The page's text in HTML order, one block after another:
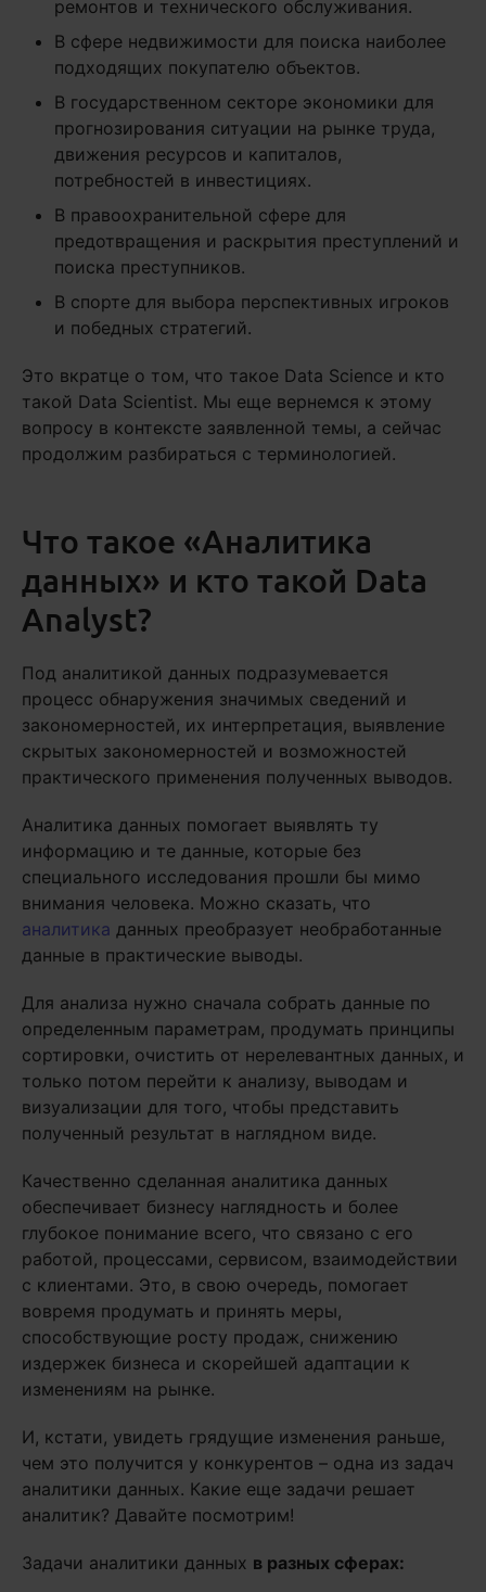
ремонтов и технического обслуживания.
В сфере недвижимости для поиска наиболее
подходящих покупателю объектов.
В государственном секторе экономики для
прогнозирования ситуации на рынке труда,
движения ресурсов и капиталов,
потребностей в инвестициях.
В правоохранительной сфере для
предотвращения и раскрытия преступлений и
поиска преступников.
В спорте для выбора перспективных игроков
и победных стратегий.
Это вкратце о том, что такое Data Science и кто
такой Data Scientist. Мы еще вернемся к этому
вопросу в контексте заявленной темы, а сейчас
продолжим разбираться с терминологией.
Что такое «Аналитика
данных» и кто такой Data
Analyst?
Под аналитикой данных подразумевается
процесс обнаружения значимых сведений и
закономерностей, их интерпретация, выявление
скрытых закономерностей и возможностей
практического применения полученных выводов.
Аналитика данных помогает выявлять ту
информацию и те данные, которые без
специального исследования прошли бы мимо
внимания человека. Можно сказать, что
аналитика данных преобразует необработанные
данные в практические выводы.
Для анализа нужно сначала собрать данные по
определенным параметрам, продумать принципы
сортировки, очистить от нерелевантных данных, и
только потом перейти к анализу, выводам и
визуализации для того, чтобы представить
полученный результат в наглядном виде.
Качественно сделанная аналитика данных
обеспечивает бизнесу наглядность и более
глубокое понимание всего, что связано с его
работой, процессами, сервисом, взаимодействии
с клиентами. Это, в свою очередь, помогает
вовремя продумать и принять меры,
способствующие росту продаж, снижению
издержек бизнеса и скорейшей адаптации к
изменениям на рынке.
И, кстати, увидеть грядущие изменения раньше,
чем это получится у конкурентов – одна из задач
аналитики данных. Какие еще задачи решает
аналитик? Давайте посмотрим!
Задачи аналитики данных в разных сферах: